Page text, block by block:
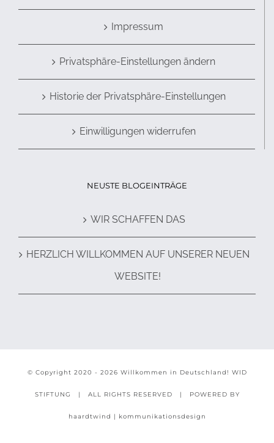
Impressum
Privatsphäre-Einstellungen ändern
Historie der Privatsphäre-Einstellungen
Einwilligungen widerrufen
NEUSTE BLOGEINTRÄGE
WIR SCHAFFEN DAS
HERZLICH WILLKOMMEN AUF UNSERER NEUEN
WEBSITE!
© Copyright 2020 - 2026 Willkommen in Deutschland! WID
STIFTUNG | ALL RIGHTS RESERVED | POWERED BY
haardtwind | kommunikationsdesign